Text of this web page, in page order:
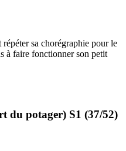
sa chorégraphie pour le
à faire fonctionner son petit
du potager) S1 (37/52)